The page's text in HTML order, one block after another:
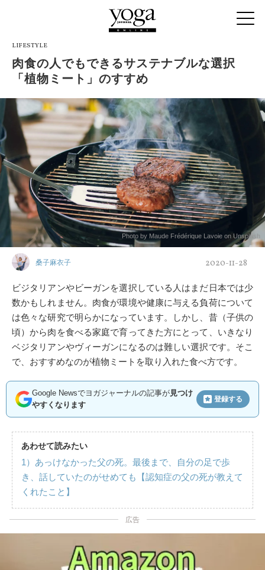
LIFESTYLE
肉食の人でもできるサステナブルな選択
「植物ミート」のすすめ
Photo by Maude Frédérique Lavoie on Unsplash
桑子麻衣子 2020-11-28
ビジタリアンやビーガンを選択している人はまだ日本では少
数かもしれません。肉食が環境や健康に与える負荷について
は色々な研究で明らかになっています。しかし、昔（子供の
頃）から肉を食べる家庭で育ってきた方にとって、いきなり
ベジタリアンやヴィーガンになるのは難しい選択です。そこ
で、おすすめなのが植物ミートを取り入れた食べ方です。
Google Newsでヨガジャーナルの記事が見つけ
やすくなります
登録する
あわせて読みたい
1）あっけなかった父の死。最後まで、自分の足で歩
き、話していたのがせめても【認知症の父の死が教えて
くれたこと】
広告